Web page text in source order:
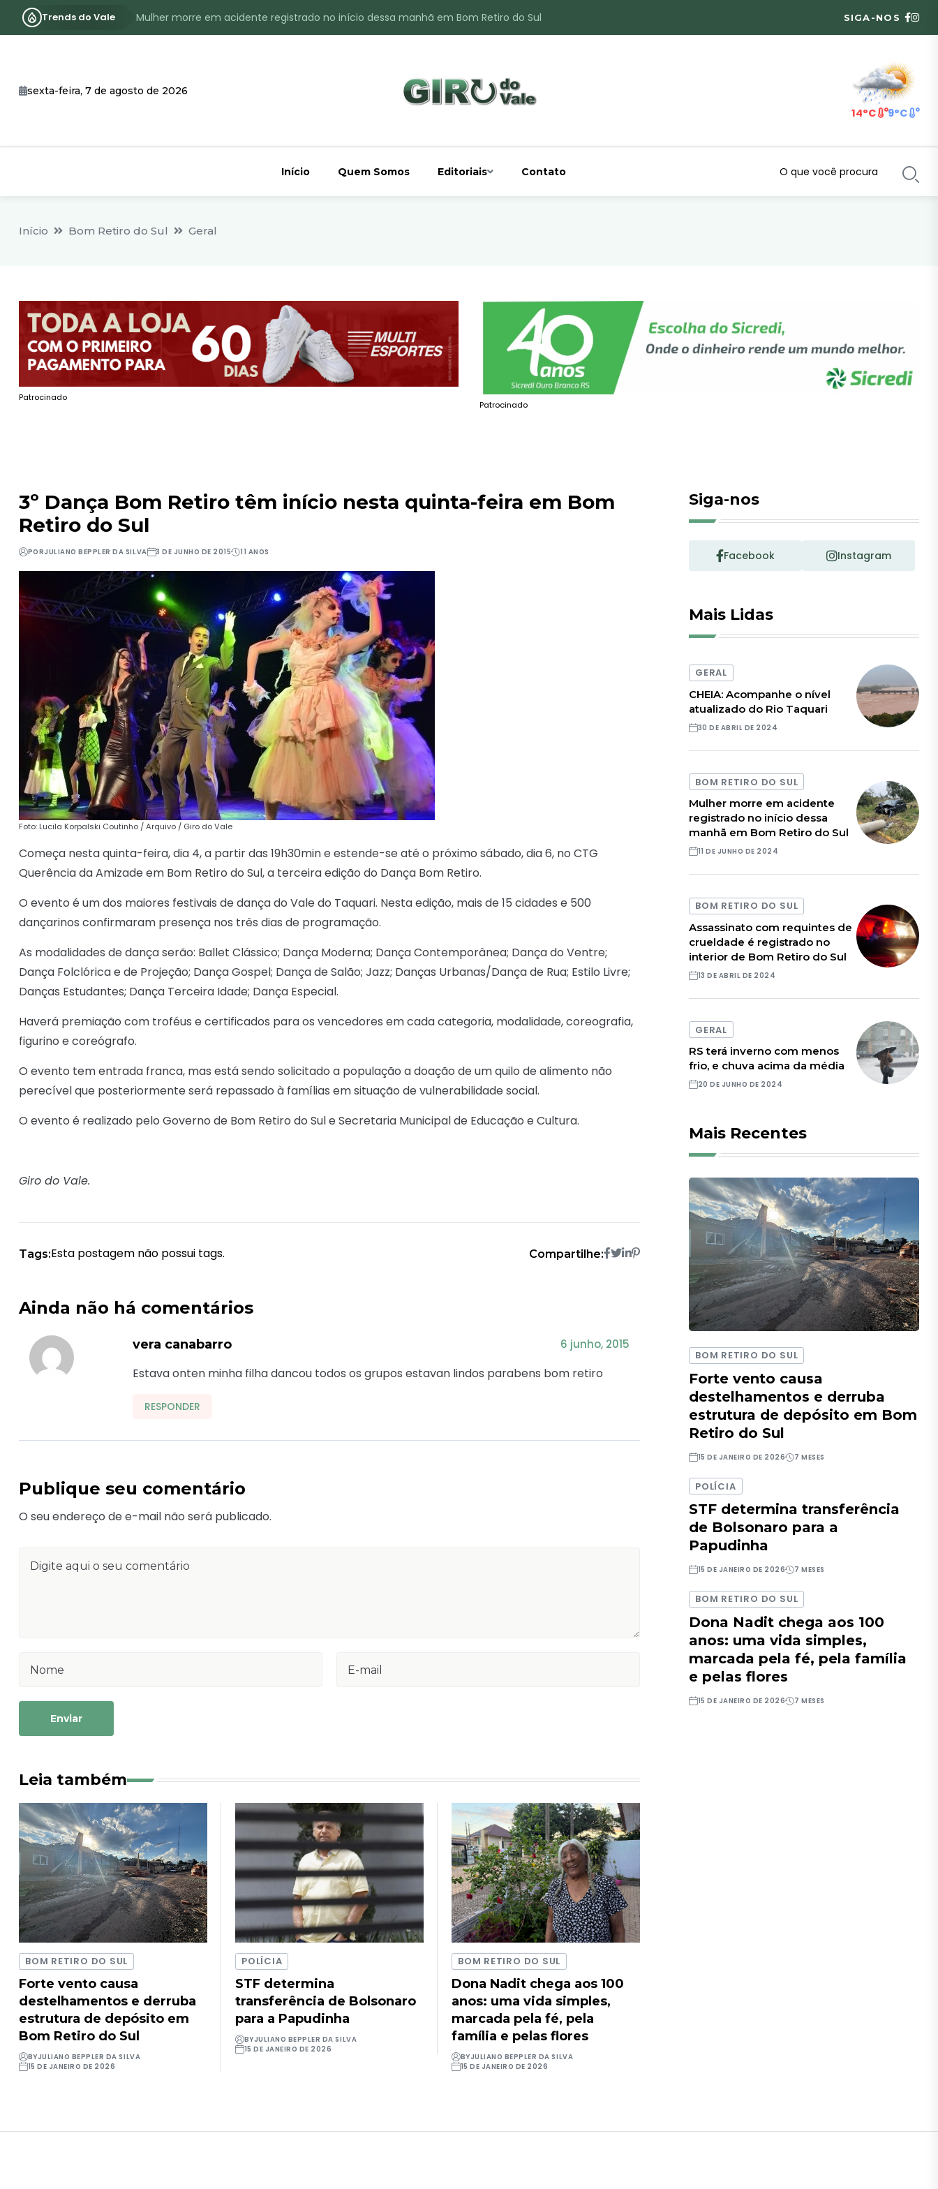
Trends do Vale
Mulher morre em acidente registrado no início dessa manhã em Bom Retiro do Sul
Identificado o jovem assassinado no interior de Bom Retiro do Sul
SIGA-NOS
sexta-feira, 7 de agosto de 2026
14°C 9°C
Início Quem Somos Editoriais Contato
Início Bom Retiro do Sul Geral
Patrocinado
Patrocinado
3º Dança Bom Retiro têm início nesta quinta-feira em Bom
Retiro do Sul
PORJULIANO BEPPLER DA SILVA 3 DE JUNHO DE 2015 11 ANOS
Foto: Lucila Korpalski Coutinho / Arquivo / Giro do Vale
Começa nesta quinta-feira, dia 4, a partir das 19h30min e estende-se até o próximo sábado, dia 6, no CTG
Querência da Amizade em Bom Retiro do Sul, a terceira edição do Dança Bom Retiro.
O evento é um dos maiores festivais de dança do Vale do Taquari. Nesta edição, mais de 15 cidades e 500
dançarinos confirmaram presença nos três dias de programação.
As modalidades de dança serão: Ballet Clássico; Dança Moderna; Dança Contemporânea; Dança do Ventre;
Dança Folclórica e de Projeção; Dança Gospel; Dança de Salão; Jazz; Danças Urbanas/Dança de Rua; Estilo Livre;
Danças Estudantes; Dança Terceira Idade; Dança Especial.
Haverá premiação com troféus e certificados para os vencedores em cada categoria, modalidade, coreografia,
figurino e coreógrafo.
O evento tem entrada franca, mas está sendo solicitado a população a doação de um quilo de alimento não
perecível que posteriormente será repassado à famílias em situação de vulnerabilidade social.
O evento é realizado pelo Governo de Bom Retiro do Sul e Secretaria Municipal de Educação e Cultura.
Giro do Vale.
Tags:Esta postagem não possui tags. Compartilhe:
Ainda não há comentários
vera canabarro 6 junho, 2015
Estava onten minha filha dancou todos os grupos estavan lindos parabens bom retiro
RESPONDER
Publique seu comentário
O seu endereço de e-mail não será publicado.
Enviar
Leia também
BOM RETIRO DO SUL
Forte vento causa
destelhamentos e derruba
estrutura de depósito em
Bom Retiro do Sul
BYJULIANO BEPPLER DA SILVA
15 DE JANEIRO DE 2026
POLÍCIA
STF determina
transferência de Bolsonaro
para a Papudinha
BYJULIANO BEPPLER DA SILVA
15 DE JANEIRO DE 2026
BOM RETIRO DO SUL
Dona Nadit chega aos 100
anos: uma vida simples,
marcada pela fé, pela
família e pelas flores
BYJULIANO BEPPLER DA SILVA
15 DE JANEIRO DE 2026
Siga-nos
Facebook Instagram
Mais Lidas
GERAL
CHEIA: Acompanhe o nível
atualizado do Rio Taquari
30 DE ABRIL DE 2024
BOM RETIRO DO SUL
Mulher morre em acidente
registrado no início dessa
manhã em Bom Retiro do Sul
11 DE JUNHO DE 2024
BOM RETIRO DO SUL
Assassinato com requintes de
crueldade é registrado no
interior de Bom Retiro do Sul
13 DE ABRIL DE 2024
GERAL
RS terá inverno com menos
frio, e chuva acima da média
20 DE JUNHO DE 2024
Mais Recentes
BOM RETIRO DO SUL
Forte vento causa
destelhamentos e derruba
estrutura de depósito em Bom
Retiro do Sul
15 DE JANEIRO DE 2026 7 MESES
POLÍCIA
STF determina transferência
de Bolsonaro para a
Papudinha
15 DE JANEIRO DE 2026 7 MESES
BOM RETIRO DO SUL
Dona Nadit chega aos 100
anos: uma vida simples,
marcada pela fé, pela família
e pelas flores
15 DE JANEIRO DE 2026 7 MESES